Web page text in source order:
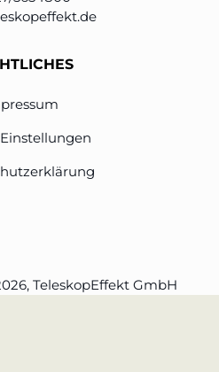
TeleskopEffekt GmbH